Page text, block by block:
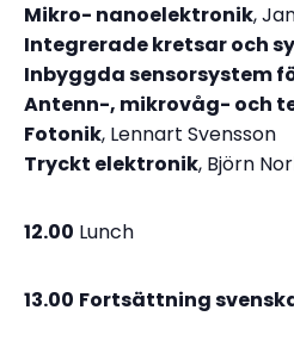
Mikro- nanoelektronik,
Integrerade kretsar och
Inbyggda sensorsystem
Antenn-, mikrovåg- och
Fotonik, Lennart Svensson
Tryckt elektronik, Björn
12.00 Lunch
13.00 Fortsättning